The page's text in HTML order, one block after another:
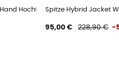
Hochtourenschuhe - Herren -
Spitze Hybrid Jacket
95,00 € 228,90 € -